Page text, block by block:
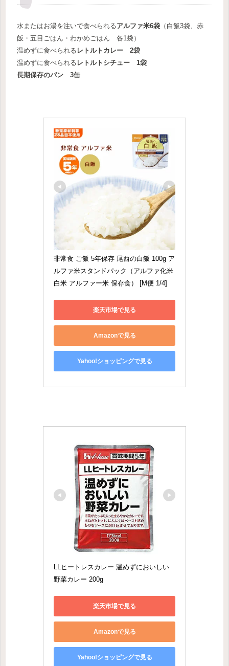
水またはお湯を注いで食べられるアルファ米6袋 （白飯3袋、赤
飯・五目ごはん・わかめごはん 各1袋）
温めずに食べられる レトルトカレー 2袋
温めずに食べられる レトルトシチュー 1袋
長期保存のパン 3缶
非常食 ご飯 5年保存 尾西の白飯 100g ア
ルファ米スタンドパック（アルファ化米
白米 アルファー米 保存食） [M便 1/4]
楽天市場で見る
Amazonで見る
Yahoo!ショッピングで見る
LLヒートレスカレー 温めずにおいしい
野菜カレー 200g
楽天市場で見る
Amazonで見る
Yahoo!ショッピングで見る